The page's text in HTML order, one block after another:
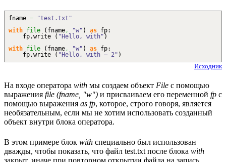
fname =
"test.txt"
with file ( fname, "w" ) as fp:
fp.write ( "Hello, with" )
with file ( fname, "w" ) as fp:
fp.write ( "Hello, with — 2" )
Исходник
На входе оператора with мы создаем объект File с помощью
выражения file (fname, "w") и присваиваем его переменной fp с
помощью выражения as fp, которое, строго говоря, является
необязательным, если мы не хотим использовать созданный
объект внутри блока оператора.
В этом примере блок with специально был использован
дважды, чтобы показать, что файл test.txt после блока with
закрыт, иначе при повторном открытии файла на запись